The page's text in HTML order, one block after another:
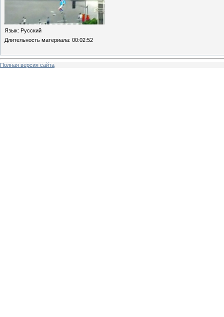
Язык: Русский
Длительность материала: 00:02:52
Полная версия сайта